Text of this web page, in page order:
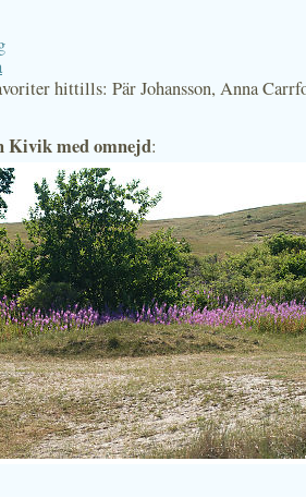
hittills: Pär Johansson, Anna
Kivik med omnejd: